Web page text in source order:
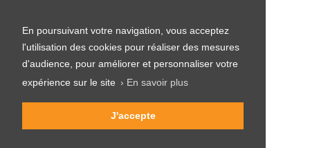
En poursuivant votre navigation, vous acceptez
l'utilisation des cookies pour réaliser des mesures
d'audience, pour améliorer et personnaliser votre
expérience sur le site › En savoir plus
J'accepte